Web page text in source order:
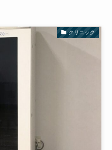
クリニック